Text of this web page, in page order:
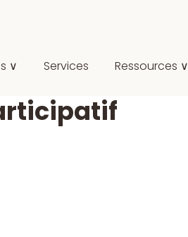
∨ Services Ressources ∨